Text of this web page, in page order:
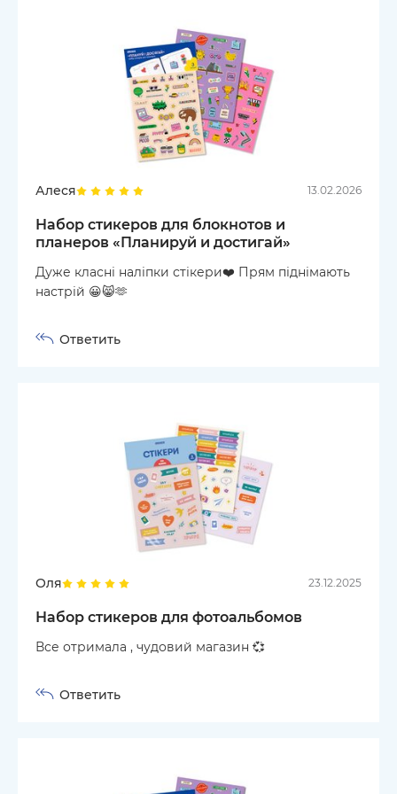
Алеся 13.02.2026
Набор стикеров для блокнотов и
планеров «Планируй и достигай»
Дуже класні наліпки стікери❤️ Прям піднімають
настрій 😀😸🫶
Ответить
Оля 23.12.2025
Набор стикеров для фотоальбомов
Все отримала , чудовий магазин 💞
Ответить